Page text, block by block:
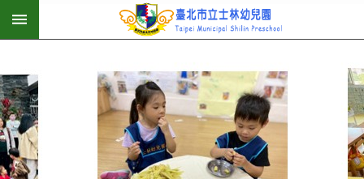
跳到主要內容區塊